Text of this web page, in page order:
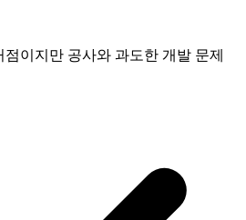
이지만 공사와 과도한 개발 문제